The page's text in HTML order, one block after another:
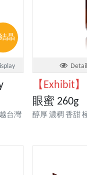
晶
台灣
Detail
【Exhibit】
眼蜜 260g
醇厚 濃稠 香甜